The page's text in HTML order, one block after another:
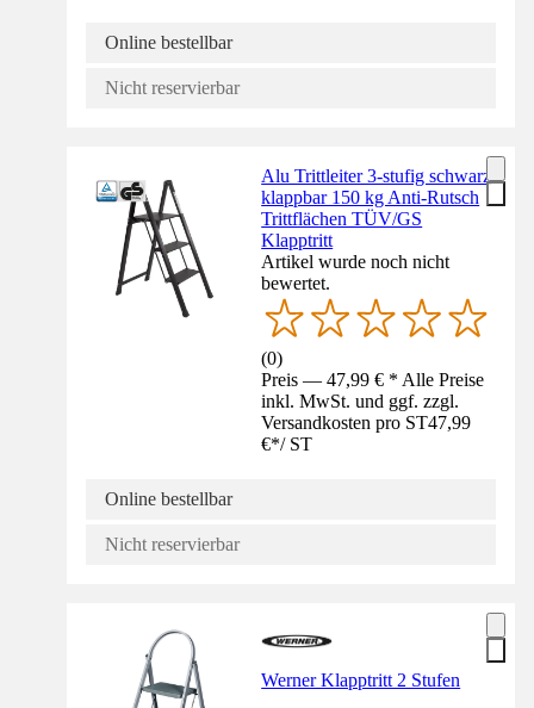
Online bestellbar
Nicht reservierbar
Alu Trittleiter 3-stufig schwarz
klappbar 150 kg Anti-Rutsch
Trittflächen TÜV/GS
Klapptritt
Artikel wurde noch nicht
bewertet.
(0)
Preis — 47,99 € * Alle Preise
inkl. MwSt. und ggf. zzgl.
Versandkosten pro ST47,99
€*/ ST
Online bestellbar
Nicht reservierbar
Werner Klapptritt 2 Stufen